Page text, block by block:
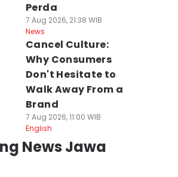
Perda
7 Aug 2026, 21:38 WIB
News
Cancel Culture:
Why Consumers
Don't Hesitate to
Walk Away From a
Brand
7 Aug 2026, 11:00 WIB
English
News Jawa